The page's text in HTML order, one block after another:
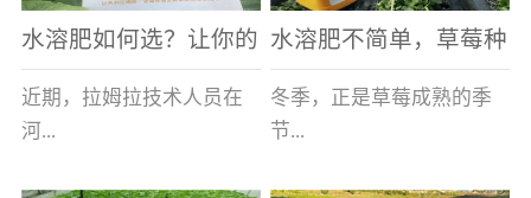
水溶肥如何选？让你的
老棚土好产量高
近期，拉姆拉技术人员在
河...
水溶肥不简单，草莓种
植户指名要使用
冬季，正是草莓成熟的季
节...